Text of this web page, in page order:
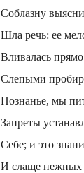
Соблазну
Шла речь: ее
Вливалась
Слепыми
Познанье, мы
Запреты
Себе; и это
И слаще нежных